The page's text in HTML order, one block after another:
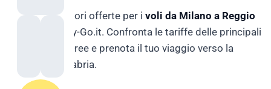
Scopri le migliori offerte per i voli da Milano a Reggio
su Fly-Go.it. Confronta le tariffe delle principali
compagnie aeree e prenota il tuo viaggio verso la
splendida Calabria.